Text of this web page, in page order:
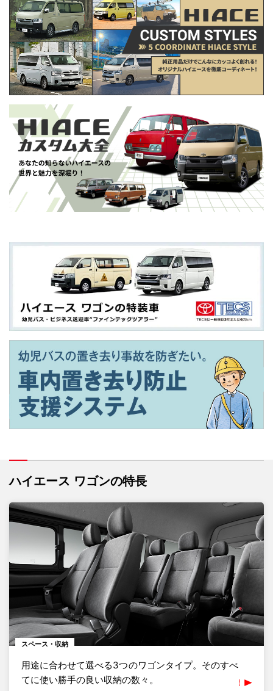
ハイエース ワゴンの特長
スペース・収納
用途に合わせて選べる3つのワゴンタイプ。そのすべ
てに使い勝手の良い収納の数々。